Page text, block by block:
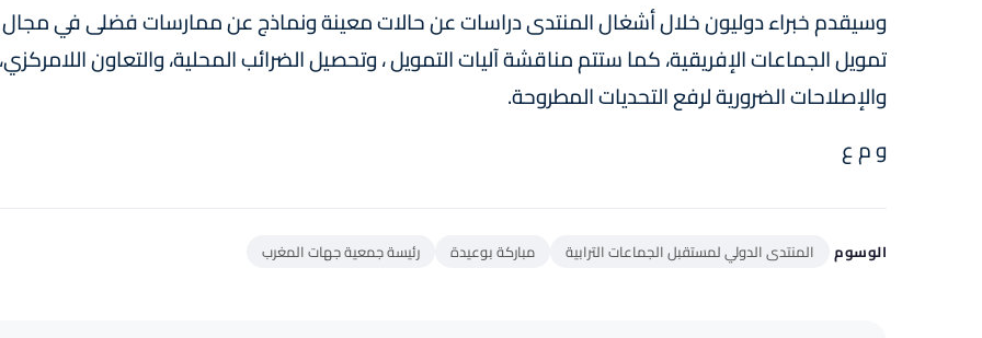
وسيقدم خبراء دوليون خلال أشغال المنتدى دراسات عن حالات معينة ونماذج عن ممارسات فضلى في مجال
تمويل الجماعات الإفريقية، كما ستتم مناقشة آليات التمويل ، وتحصيل الضرائب المحلية، والتعاون اللامركزي،
والإصلاحات الضرورية لرفع التحديات المطروحة.
و م ع
الوسوم المنتدى الدولي لمستقبل الجماعات الترابية مباركة بوعيدة رئيسة جمعية جهات المغرب